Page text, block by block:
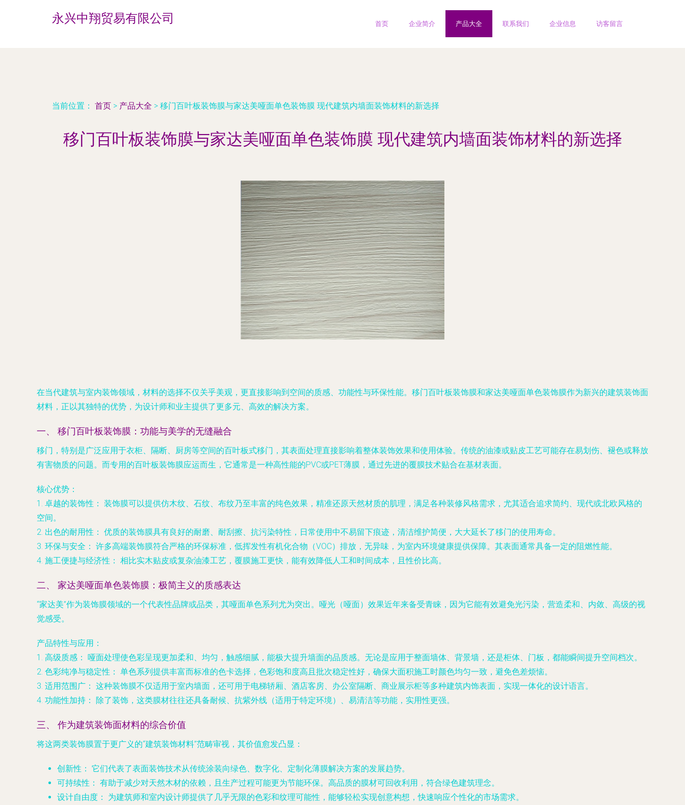
永兴中翔贸易有限公司 首页 企业简介 产品大全 联系我们 企业信息 访客留言
当前位置： 首页 > 产品大全 > 移门百叶板装饰膜与家达美哑面单色装饰膜 现代建筑内墙面装饰材料的新选择
移门百叶板装饰膜与家达美哑面单色装饰膜 现代建筑内墙面装饰材料的新选择
在当代建筑与室内装饰领域，材料的选择不仅关乎美观，更直接影响到空间的质感、功能性与环保性能。移门百叶板装饰膜和家达美哑面单色装饰膜作为新兴的建筑装饰面
材料，正以其独特的优势，为设计师和业主提供了更多元、高效的解决方案。
一、 移门百叶板装饰膜：功能与美学的无缝融合
移门，特别是广泛应用于衣柜、隔断、厨房等空间的百叶板式移门，其表面处理直接影响着整体装饰效果和使用体验。传统的油漆或贴皮工艺可能存在易划伤、褪色或释放
有害物质的问题。而专用的百叶板装饰膜应运而生，它通常是一种高性能的PVC或PET薄膜，通过先进的覆膜技术贴合在基材表面。
核心优势：
1. 卓越的装饰性： 装饰膜可以提供仿木纹、石纹、布纹乃至丰富的纯色效果，精准还原天然材质的肌理，满足各种装修风格需求，尤其适合追求简约、现代或北欧风格的
空间。
2. 出色的耐用性： 优质的装饰膜具有良好的耐磨、耐刮擦、抗污染特性，日常使用中不易留下痕迹，清洁维护简便，大大延长了移门的使用寿命。
3. 环保与安全： 许多高端装饰膜符合严格的环保标准，低挥发性有机化合物（VOC）排放，无异味，为室内环境健康提供保障。其表面通常具备一定的阻燃性能。
4. 施工便捷与经济性： 相比实木贴皮或复杂油漆工艺，覆膜施工更快，能有效降低人工和时间成本，且性价比高。
二、 家达美哑面单色装饰膜：极简主义的质感表达
“家达美”作为装饰膜领域的一个代表性品牌或品类，其哑面单色系列尤为突出。哑光（哑面）效果近年来备受青睐，因为它能有效避免光污染，营造柔和、内敛、高级的视
觉感受。
产品特性与应用：
1. 高级质感： 哑面处理使色彩呈现更加柔和、均匀，触感细腻，能极大提升墙面的品质感。无论是应用于整面墙体、背景墙，还是柜体、门板，都能瞬间提升空间档次。
2. 色彩纯净与稳定性： 单色系列提供丰富而标准的色卡选择，色彩饱和度高且批次稳定性好，确保大面积施工时颜色均匀一致，避免色差烦恼。
3. 适用范围广： 这种装饰膜不仅适用于室内墙面，还可用于电梯轿厢、酒店客房、办公室隔断、商业展示柜等多种建筑内饰表面，实现一体化的设计语言。
4. 功能性加持： 除了装饰，这类膜材往往还具备耐候、抗紫外线（适用于特定环境）、易清洁等功能，实用性更强。
三、 作为建筑装饰面材料的综合价值
将这两类装饰膜置于更广义的“建筑装饰材料”范畴审视，其价值愈发凸显：
创新性： 它们代表了表面装饰技术从传统涂装向绿色、数字化、定制化薄膜解决方案的发展趋势。
可持续性： 有助于减少对天然木材的依赖，且生产过程可能更为节能环保。高品质的膜材可回收利用，符合绿色建筑理念。
设计自由度：
为建筑师和室内设计师提供了几乎无限的色彩和纹理可能性，能够轻松实现创意构想，快速响应个性化的市场需求。